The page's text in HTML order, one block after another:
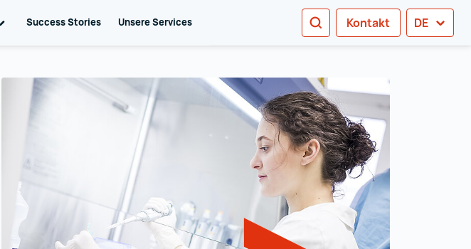
Toggle sub navigation
Success Stories Unsere Services SUCHEN
Kontakt DE